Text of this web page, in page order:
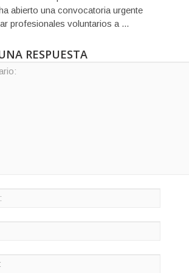
abierto una convocatoria urgente
profesionales voluntarios a ...
RESPUESTA